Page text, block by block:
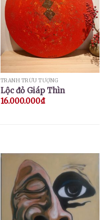
TRANH TRỪU TƯỢNG
Lộc đỏ Giáp Thìn
16.000.000₫